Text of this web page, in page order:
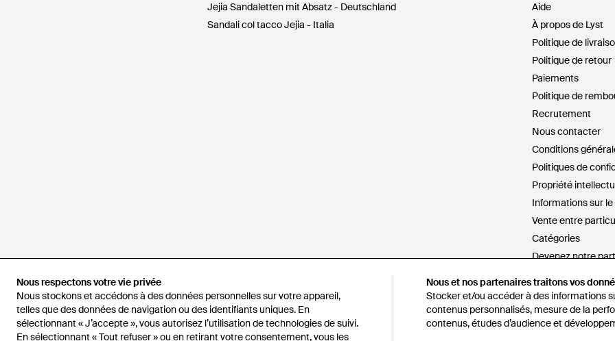
Nous respectons votre vie privée
Nous stockons et accédons à des données personnelles sur votre appareil,
telles que des données de navigation ou des identifiants uniques. En
sélectionnant « J’accepte », vous autorisez l’utilisation de technologies de suivi.
En sélectionnant « Tout refuser » ou en retirant votre consentement, vous les
Nous et nos partenaires traitons vos
Stocker et/ou accéder à des informations
contenus personnalisés, mesure de la
contenus, études d’audience et
Nous respectons votre vie privée
Nous stockons et accédons à des données personnelles sur votre appareil,
telles que des données de navigation ou des identifiants uniques. En
sélectionnant « J’accepte », vous autorisez l’utilisation de technologies de suivi.
En sélectionnant « Tout refuser » ou en retirant votre consentement, vous les
Nous et nos partenaires traitons vos
Stocker et/ou accéder à des informations
contenus personnalisés, mesure de la
contenus, études d’audience et
Jejia Sandaletten mit Absatz - Deutschland
Sandali col tacco Jejia - Italia
Aide
À propos de Lyst
Politique de
Politique de retour
Paiements
Politique de
Recrutement
Nous contacter
Conditions
Politiques de
Propriété
Informations sur
Vente entre
Catégories
Devenez notre
Ne pas vendre ou
Déclaration sur
s172 déclaration